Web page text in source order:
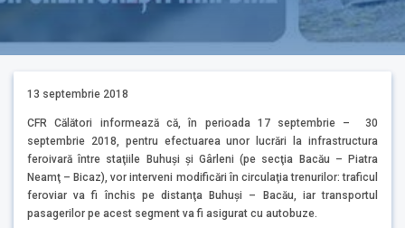
13 septembrie 2018
CFR Călători informează că, în perioada 17 septembrie – 30
septembrie 2018, pentru efectuarea unor lucrări la infrastructura
feroivară între staţiile Buhuşi şi Gârleni (pe secţia Bacău – Piatra
Neamţ – Bicaz), vor interveni modificări în circulaţia trenurilor: traficul
feroviar va fi închis pe distanţa Buhuşi – Bacău, iar transportul
pasagerilor pe acest segment va fi asigurat cu autobuze.